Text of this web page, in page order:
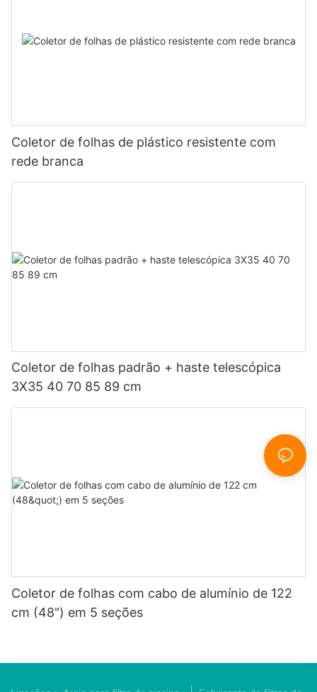
Coletor de folhas de plástico resistente com
rede branca
Coletor de folhas padrão + haste telescópica
3X35 40 70 85 89 cm
Coletor de folhas com cabo de alumínio de 122
cm (48") em 5 seções